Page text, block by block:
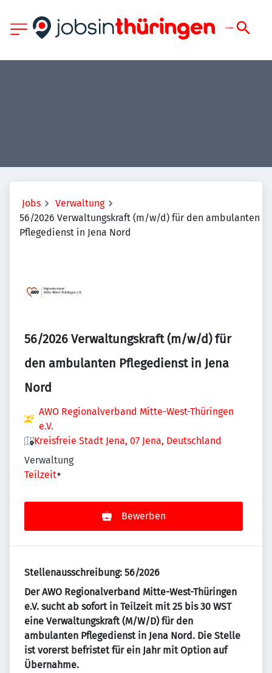
Jobs
Verwaltung
56/2026 Verwaltungskraft (m/w/d) für den ambulanten
Pflegedienst in Jena Nord
56/2026 Verwaltungskraft (m/w/d) für
den ambulanten Pflegedienst in Jena
Nord
AWO Regionalverband Mitte-West-Thüringen
e.V.
Kreisfreie Stadt Jena, 07 Jena, Deutschland
Verwaltung
Teilzeit+
Bewerben
Stellenausschreibung: 56/2026
Der AWO Regionalverband Mitte-West-Thüringen
e.V. sucht ab sofort in Teilzeit mit 25 bis 30 WST
eine Verwaltungskraft (M/W/D) für den
ambulanten Pflegedienst in Jena Nord. Die Stelle
ist vorerst befristet für ein Jahr mit Option auf
Übernahme.